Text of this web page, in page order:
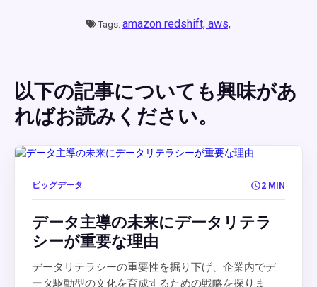
Tags: amazon redshift, aws,
以下の記事についても興味があ
ればお読みください。
ビッグデータ 2 MIN
データ主導の未来にデータリテラ
シーが重要な理由
データリテラシーの重要性を掘り下げ、企業内でデ
ータ駆動型の文化を育成するための戦略を探りま